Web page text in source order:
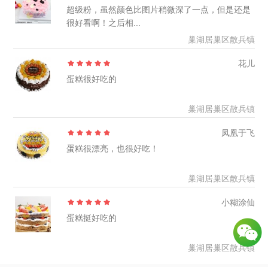
超级粉，虽然颜色比图片稍微深了一点，但是还是
很好看啊！之后相...
巢湖居巢区散兵镇
花儿
蛋糕很好吃的
巢湖居巢区散兵镇
凤凰于飞
蛋糕很漂亮，也很好吃！
巢湖居巢区散兵镇
小糊涂仙
蛋糕挺好吃的
巢湖居巢区散兵镇